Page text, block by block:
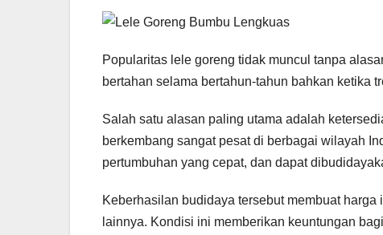
Popularitas lele goreng tidak muncul tanpa
bertahan selama bertahun-tahun bahkan ketika
Salah satu alasan paling utama adalah
berkembang sangat pesat di berbagai wilayah
pertumbuhan yang cepat, dan dapat
Keberhasilan budidaya tersebut membuat
lainnya. Kondisi ini memberikan keuntungan